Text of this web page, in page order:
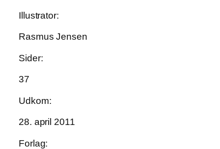
Illustrator:
Rasmus Jensen
Sider:
37
Udkom:
28. april 2011
Forlag: